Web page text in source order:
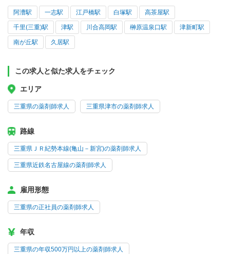
阿漕駅 一志駅 江戸橋駅 白塚駅 高茶屋駅
千里(三重)駅 津駅 川合高岡駅 榊原温泉口駅 津新町駅
南が丘駅 久居駅
この求人と似た求人をチェック
エリア
三重県の薬剤師求人 三重県津市の薬剤師求人
路線
三重県ＪＲ紀勢本線(亀山－新宮)の薬剤師求人
三重県近鉄名古屋線の薬剤師求人
雇用形態
三重県の正社員の薬剤師求人
年収
三重県の年収500万円以上の薬剤師求人